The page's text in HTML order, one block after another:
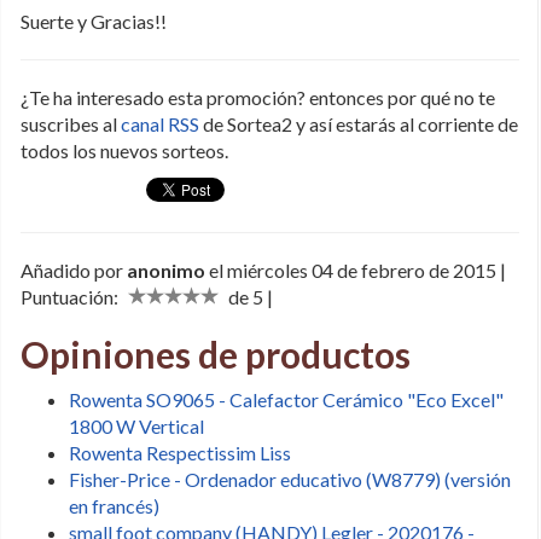
Suerte y Gracias!!
¿Te ha interesado esta promoción? entonces por qué no te
suscribes alcanal RSS de Sortea2 y así estarás al corriente de
todos los nuevos sorteos.
Añadido por anonimo el miércoles 04 de febrero de 2015 |
Puntuación:
de 5 |
Opiniones de productos
Rowenta SO9065 - Calefactor Cerámico "Eco Excel"
1800 W Vertical
Rowenta Respectissim Liss
Fisher-Price - Ordenador educativo (W8779) (versión
en francés)
small foot company (HANDY) Legler - 2020176 -